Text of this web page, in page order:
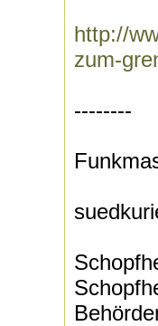
http://
zum-
--------